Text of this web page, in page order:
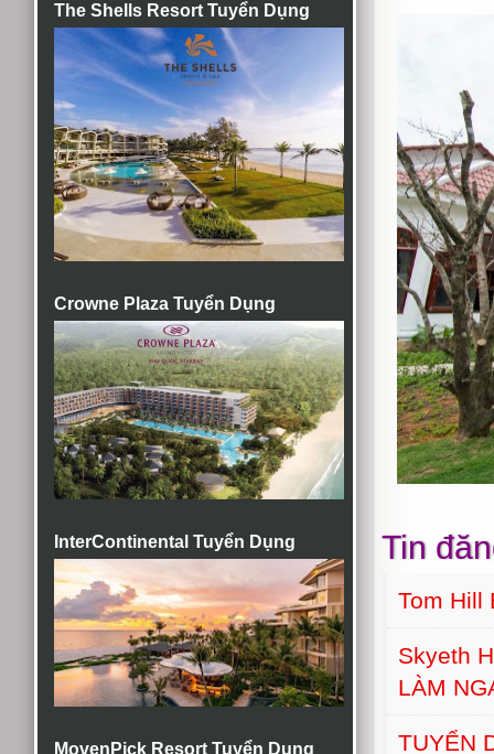
The Shells Resort Tuyển Dụng
Crowne Plaza Tuyển Dụng
InterContinental Tuyển Dụng
MovenPick Resort Tuyển Dụng
Tin
Tom Hill
Skyeth
LÀM
TUYỂN